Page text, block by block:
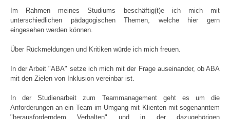
Im Rahmen meines Studiums beschäftig(t)e ich mich mit
unterschiedlichen pädagogischen Themen, welche hier gern
eingesehen werden können.
Über Rückmeldungen und Kritiken würde ich mich freuen.
In der Arbeit "ABA" setze ich mich mit der Frage auseinander, ob ABA
mit den Zielen von Inklusion vereinbar ist.
In der Studienarbeit zum Teammanagement geht es um die
Anforderungen an ein Team im Umgang mit Klienten mit sogenanntem
"herausforderndem Verhalten" und in der dazugehörigen